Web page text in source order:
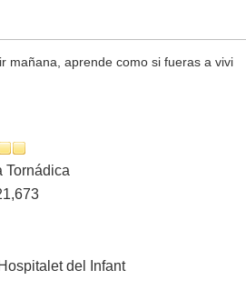
mañana, aprende como si fueras a vivi
Tornádica
del Infant